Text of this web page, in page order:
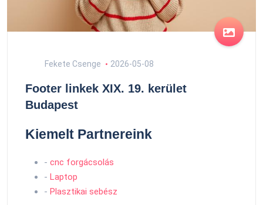
Fekete Csenge 2026-05-08
Footer linkek XIX. 19. kerület
Budapest
Kiemelt Partnereink
- cnc forgácsolás
- Laptop
- Plasztikai sebész